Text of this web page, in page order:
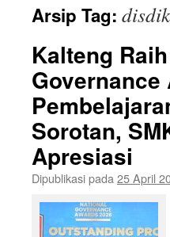
Arsip Tag: disdik
Kalteng
Sorotan,
Apresiasi
Dipublikasi pada 25 April